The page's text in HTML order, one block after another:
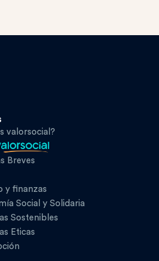
valorsocial?
Breves
y finanzas
Social y Solidaria
Sostenibles
Eticas